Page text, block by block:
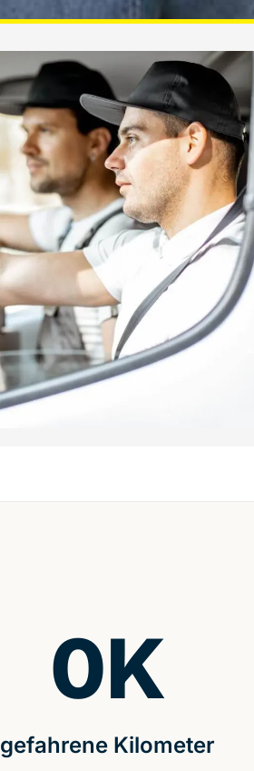
gefahrene Kilometer
0K